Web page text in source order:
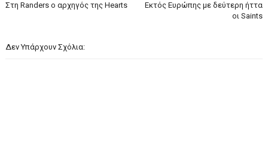
Eκτός Ευρώπης με δεύτερη ήττα
οι Saints
Στη Randers ο αρχηγός της Hearts
Δεν Υπάρχουν Σχόλια: